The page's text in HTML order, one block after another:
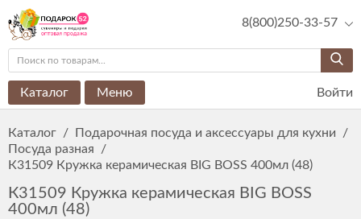
8(800)250-33-57
Каталог Меню Войти
Каталог / Подарочная посуда и аксессуары для кухни
/
Посуда разная
/
К31509 Кружка керамическая BIG BOSS 400мл (48)
К31509 Кружка керамическая BIG BOSS
400мл (48)